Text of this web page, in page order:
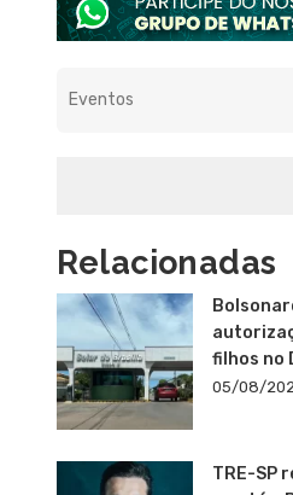
Relacionadas
filhos no
05/08/
TRE-SP